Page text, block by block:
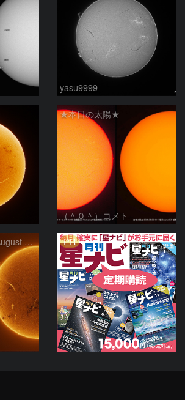
yasu9999
★本日の太陽★
（＾０＾）コメト
Sun in H-alpha on August 6, 2026 PR